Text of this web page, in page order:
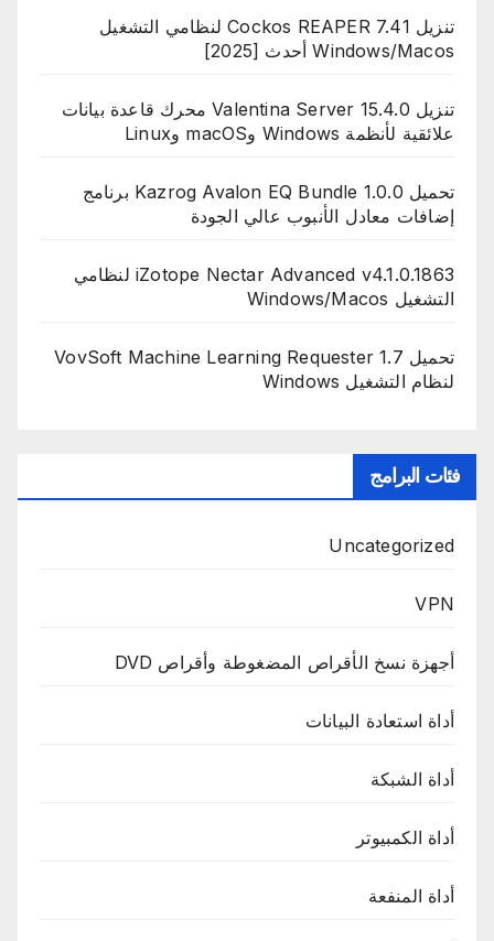
تنزيل Cockos REAPER 7.41 لنظامي التشغيل
Windows/Macos أحدث [2025]
تنزيل Valentina Server 15.4.0 محرك قاعدة بيانات
علائقية لأنظمة Windows وmacOS وLinux
تحميل Kazrog Avalon EQ Bundle 1.0.0 برنامج
إضافات معادل الأنبوب عالي الجودة
iZotope Nectar Advanced v4.1.0.1863 لنظامي
التشغيل Windows/Macos
تحميل VovSoft Machine Learning Requester 1.7
لنظام التشغيل Windows
فئات البرامج
Uncategorized
VPN
أجهزة نسخ الأقراص المضغوطة وأقراص DVD
أداة استعادة البيانات
أداة الشبكة
أداة الكمبيوتر
أداة المنفعة